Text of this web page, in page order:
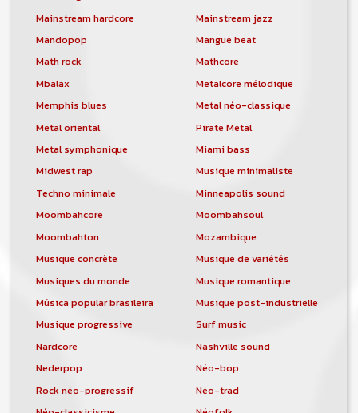
Mainstream hardcore
Mainstream jazz
Mandopop
Mangue beat
Math rock
Mathcore
Mbalax
Metalcore mélodique
Memphis blues
Metal néo-classique
Metal oriental
Pirate Metal
Metal symphonique
Miami bass
Midwest rap
Musique minimaliste
Techno minimale
Minneapolis sound
Moombahcore
Moombahsoul
Moombahton
Mozambique
Musique concrète
Musique de variétés
Musiques du monde
Musique romantique
Música popular brasileira
Musique post-industrielle
Musique progressive
Surf music
Nardcore
Nashville sound
Nederpop
Néo-bop
Rock néo-progressif
Néo-trad
pour musicien vous est proposé sur le
site. Ce service permet, lorsque vous
êtes musiciens ou un groupe, un
orchestre, DJ, etc... de chercher un/des